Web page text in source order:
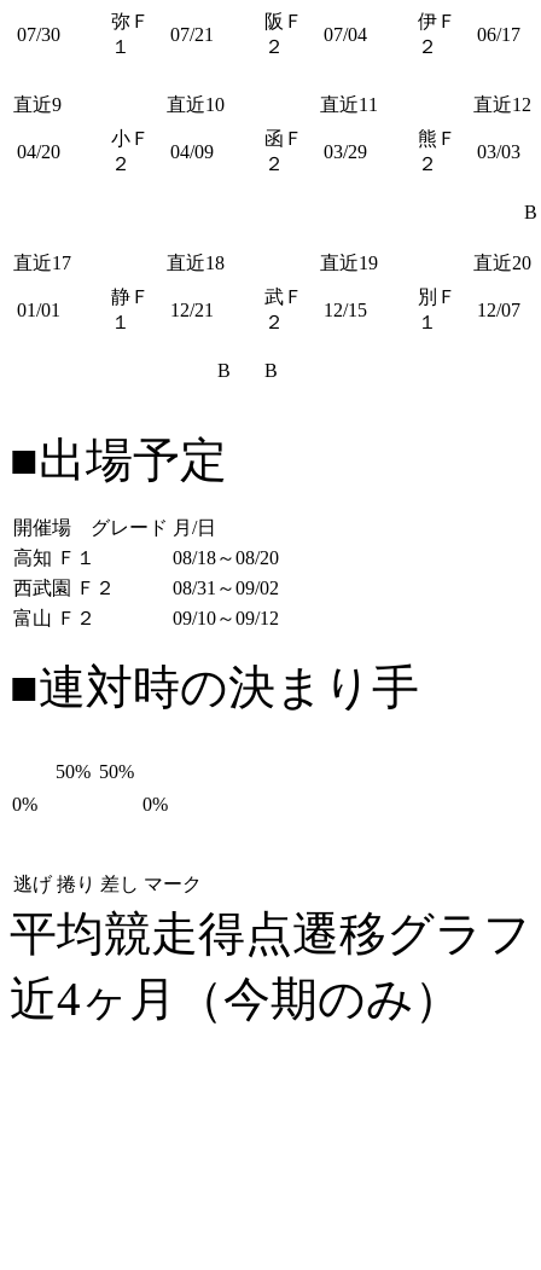
07/30
弥Ｆ
１
07/21
阪Ｆ
２
07/04
伊Ｆ
２
06/17
直近9 直近10 直近11 直近12
04/20
小Ｆ
２
04/09
函Ｆ
２
03/29
熊Ｆ
２
03/03
B
直近17 直近18 直近19 直近20
01/01
静Ｆ
１
12/21
武Ｆ
２
B B
12/15
別Ｆ
１
12/07
■出場予定
開催場 グレード 月/日
高知 Ｆ１
08/18～08/20
西武園 Ｆ２
08/31～09/02
富山 Ｆ２
09/10～09/12
■連対時の決まり手
0%
50% 50%
0%
逃げ 捲り 差し マーク
平均競走得点遷移グラ
近4ヶ月（今期のみ）